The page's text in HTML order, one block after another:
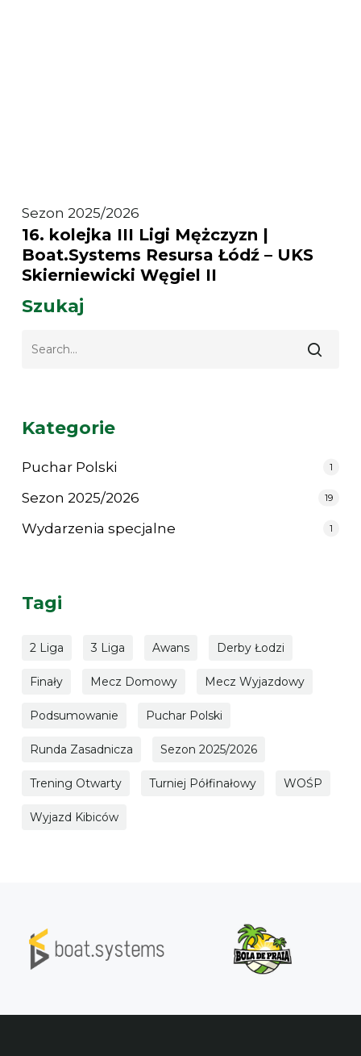
16.
kolejka
III
Ligi
Mężczyzn
Boat.Systems
–
Węgiel
II
Sezon 2025/2026
16. kolejka III Ligi Mężczyzn |
Boat.Systems Resursa Łódź – UKS
Skierniewicki Węgiel II
Szukaj
Kategorie
Puchar Polski 1
Sezon 2025/2026 19
Wydarzenia specjalne 1
Tagi
2 Liga 3 Liga Awans Derby Łodzi
Finały Mecz Domowy Mecz Wyjazdowy
Podsumowanie Puchar Polski
Runda Zasadnicza Sezon 2025/2026
Trening Otwarty Turniej Półfinałowy WOŚP
Wyjazd Kibiców